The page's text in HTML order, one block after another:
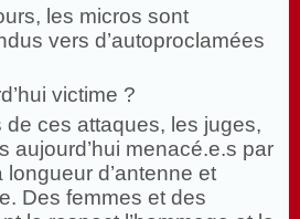
les micros sont
vers d’autoproclamées
victime ?
de ces attaques, les juges,
aujourd’hui menacé.e.s par
d’antenne et
Des femmes et des